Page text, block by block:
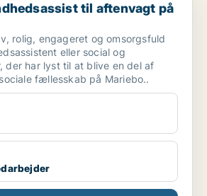
til aftenvagt på
rolig, engageret og omsorgsfuld
eller social og
der har lyst til at blive en del af
fællesskab på Mariebo..